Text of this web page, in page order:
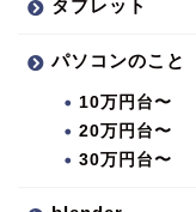
タブレット
パソコンのこと
10万円台〜
20万円台〜
30万円台〜